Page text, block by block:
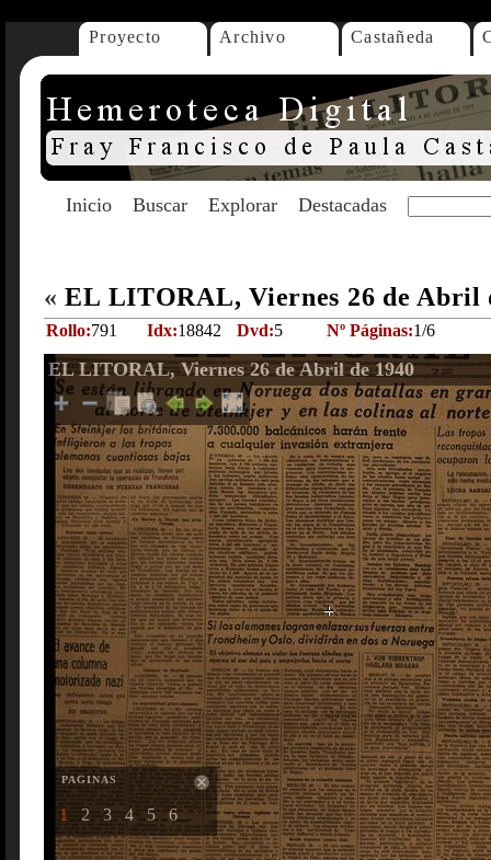
Proyecto Archivo Castañeda
Inicio Buscar Explorar Destacadas
« EL LITORAL, Viernes 26 de Abril
Rollo:791 Idx:18842 Dvd:5 Nº Páginas:1/6
EL LITORAL, Viernes 26 de Abril de 1940
PAGINAS
1 2 3 4 5 6